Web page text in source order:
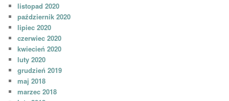
listopad 2020
październik 2020
lipiec 2020
czerwiec 2020
kwiecień 2020
luty 2020
grudzień 2019
maj 2018
marzec 2018